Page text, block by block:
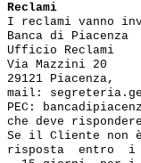
Reclami
I reclami vanno
Banca di Piacenza
Ufficio Reclami
Via Mazzini 20
29121 Piacenza,
mail:
PEC:
che deve
Se il Cliente non
risposta  entro  i